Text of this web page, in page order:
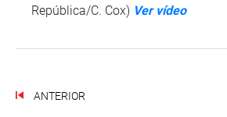
República/C. Cox) Ver vídeo
ANTERIOR